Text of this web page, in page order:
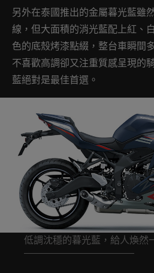
另外在泰國推出的金屬暮光藍雖
線，但大面積的消光藍配上紅、
色的底殼烤漆點綴，整台車瞬間
不喜歡高調卻又注重質感呈現的
藍絕對是最佳首選。
低調沈穩的暮光藍，給人煥然